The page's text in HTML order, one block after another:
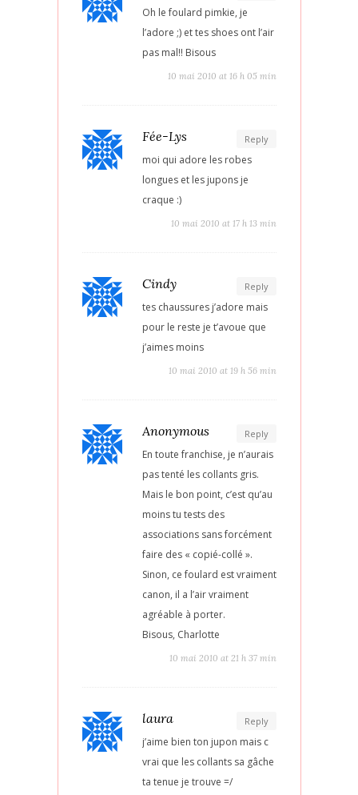
Oh le foulard pimkie, je
l’adore ;) et tes shoes ont l’air
pas mal!! Bisous
10 mai 2010 at 16 h 05 min
Reply
Fée-Lys
moi qui adore les robes
longues et les jupons je
craque :)
10 mai 2010 at 17 h 13 min
Reply
Cindy
tes chaussures j’adore mais
pour le reste je t’avoue que
j’aimes moins
10 mai 2010 at 19 h 56 min
Reply
Anonymous
En toute franchise, je n’aurais
pas tenté les collants gris.
Mais le bon point, c’est qu’au
moins tu tests des
associations sans forcément
faire des « copié-collé ».
Sinon, ce foulard est vraiment
canon, il a l’air vraiment
agréable à porter.
Bisous, Charlotte
10 mai 2010 at 21 h 37 min
Reply
laura
j’aime bien ton jupon mais c
vrai que les collants sa gâche
ta tenue je trouve =/